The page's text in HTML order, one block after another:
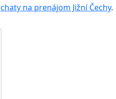
chaty na prenájom Jižní Čechy.